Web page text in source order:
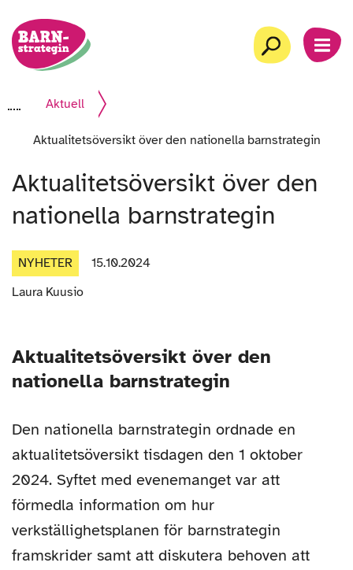
till
innehåll
Startsida
Sök
Aktuell
Aktualitetsöversikt över den nationella barnstrategin
Aktualitetsöversikt över den
nationella barnstrategin
NYHETER
15.10.2024
Artikelns
Laura Kuusio
Aktualitetsöversikt över den
nationella barnstrategin
Den nationella barnstrategin ordnade en
aktualitetsöversikt tisdagen den 1 oktober
2024. Syftet med evenemanget var att
förmedla information om hur
verkställighetsplanen för barnstrategin
framskrider samt att diskutera behoven att